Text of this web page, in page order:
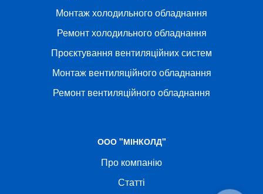
Монтаж холодильного обладнання
Ремонт холодильного обладнання
Проєктування вентиляційних систем
Монтаж вентиляційного обладнання
Ремонт вентиляційного обладнання
ООО "МІНКОЛД"
Про компанію
Статті